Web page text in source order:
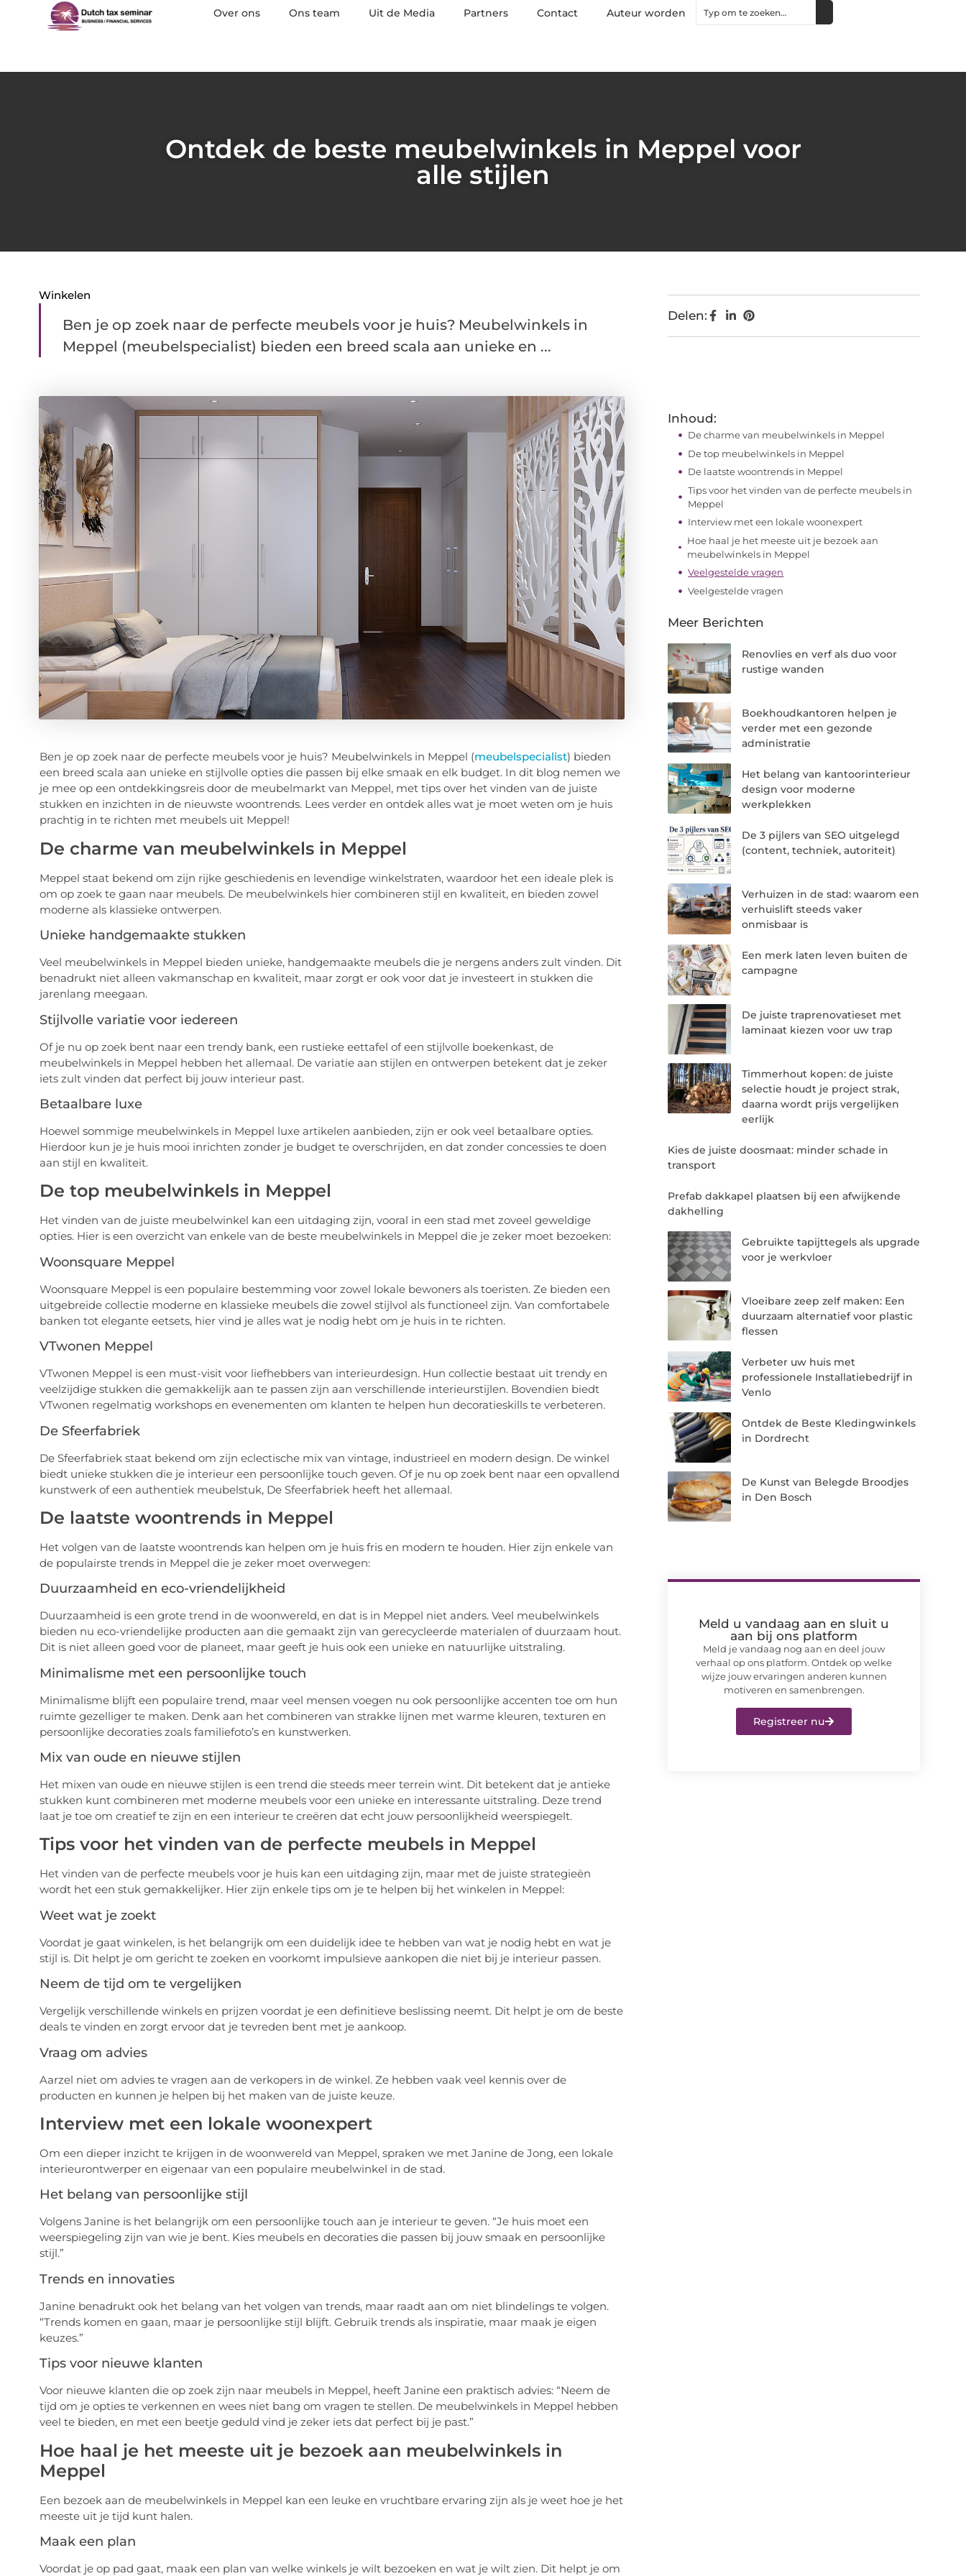
Over ons Ons team Uit de Media Partners Contact Auteur worden
Ontdek de beste meubelwinkels in Meppel voor
alle stijlen
Winkelen
Ben je op zoek naar de perfecte meubels voor je huis? Meubelwinkels in
Meppel (meubelspecialist) bieden een breed scala aan unieke en ...
Ben je op zoek naar de perfecte meubels voor je huis? Meubelwinkels in Meppel (meubelspecialist) bieden
een breed scala aan unieke en stijlvolle opties die passen bij elke smaak en elk budget. In dit blog nemen we
je mee op een ontdekkingsreis door de meubelmarkt van Meppel, met tips over het vinden van de juiste
stukken en inzichten in de nieuwste woontrends. Lees verder en ontdek alles wat je moet weten om je huis
prachtig in te richten met meubels uit Meppel!
De charme van meubelwinkels in Meppel
Meppel staat bekend om zijn rijke geschiedenis en levendige winkelstraten, waardoor het een ideale plek is
om op zoek te gaan naar meubels. De meubelwinkels hier combineren stijl en kwaliteit, en bieden zowel
moderne als klassieke ontwerpen.
Unieke handgemaakte stukken
Veel meubelwinkels in Meppel bieden unieke, handgemaakte meubels die je nergens anders zult vinden. Dit
benadrukt niet alleen vakmanschap en kwaliteit, maar zorgt er ook voor dat je investeert in stukken die
jarenlang meegaan.
Stijlvolle variatie voor iedereen
Of je nu op zoek bent naar een trendy bank, een rustieke eettafel of een stijlvolle boekenkast, de
meubelwinkels in Meppel hebben het allemaal. De variatie aan stijlen en ontwerpen betekent dat je zeker
iets zult vinden dat perfect bij jouw interieur past.
Betaalbare luxe
Hoewel sommige meubelwinkels in Meppel luxe artikelen aanbieden, zijn er ook veel betaalbare opties.
Hierdoor kun je je huis mooi inrichten zonder je budget te overschrijden, en dat zonder concessies te doen
aan stijl en kwaliteit.
De top meubelwinkels in Meppel
Het vinden van de juiste meubelwinkel kan een uitdaging zijn, vooral in een stad met zoveel geweldige
opties. Hier is een overzicht van enkele van de beste meubelwinkels in Meppel die je zeker moet bezoeken:
Woonsquare Meppel
Woonsquare Meppel is een populaire bestemming voor zowel lokale bewoners als toeristen. Ze bieden een
uitgebreide collectie moderne en klassieke meubels die zowel stijlvol als functioneel zijn. Van comfortabele
banken tot elegante eetsets, hier vind je alles wat je nodig hebt om je huis in te richten.
VTwonen Meppel
VTwonen Meppel is een must-visit voor liefhebbers van interieurdesign. Hun collectie bestaat uit trendy en
veelzijdige stukken die gemakkelijk aan te passen zijn aan verschillende interieurstijlen. Bovendien biedt
VTwonen regelmatig workshops en evenementen om klanten te helpen hun decoratieskills te verbeteren.
De Sfeerfabriek
De Sfeerfabriek staat bekend om zijn eclectische mix van vintage, industrieel en modern design. De winkel
biedt unieke stukken die je interieur een persoonlijke touch geven. Of je nu op zoek bent naar een opvallend
kunstwerk of een authentiek meubelstuk, De Sfeerfabriek heeft het allemaal.
De laatste woontrends in Meppel
Het volgen van de laatste woontrends kan helpen om je huis fris en modern te houden. Hier zijn enkele van
de populairste trends in Meppel die je zeker moet overwegen:
Duurzaamheid en eco-vriendelijkheid
Duurzaamheid is een grote trend in de woonwereld, en dat is in Meppel niet anders. Veel meubelwinkels
bieden nu eco-vriendelijke producten aan die gemaakt zijn van gerecycleerde materialen of duurzaam hout.
Dit is niet alleen goed voor de planeet, maar geeft je huis ook een unieke en natuurlijke uitstraling.
Minimalisme met een persoonlijke touch
Minimalisme blijft een populaire trend, maar veel mensen voegen nu ook persoonlijke accenten toe om hun
ruimte gezelliger te maken. Denk aan het combineren van strakke lijnen met warme kleuren, texturen en
persoonlijke decoraties zoals familiefoto’s en kunstwerken.
Mix van oude en nieuwe stijlen
Het mixen van oude en nieuwe stijlen is een trend die steeds meer terrein wint. Dit betekent dat je antieke
stukken kunt combineren met moderne meubels voor een unieke en interessante uitstraling. Deze trend
laat je toe om creatief te zijn en een interieur te creëren dat echt jouw persoonlijkheid weerspiegelt.
Tips voor het vinden van de perfecte meubels in Meppel
Het vinden van de perfecte meubels voor je huis kan een uitdaging zijn, maar met de juiste strategieën
wordt het een stuk gemakkelijker. Hier zijn enkele tips om je te helpen bij het winkelen in Meppel:
Weet wat je zoekt
Voordat je gaat winkelen, is het belangrijk om een duidelijk idee te hebben van wat je nodig hebt en wat je
stijl is. Dit helpt je om gericht te zoeken en voorkomt impulsieve aankopen die niet bij je interieur passen.
Neem de tijd om te vergelijken
Vergelijk verschillende winkels en prijzen voordat je een definitieve beslissing neemt. Dit helpt je om de beste
deals te vinden en zorgt ervoor dat je tevreden bent met je aankoop.
Vraag om advies
Aarzel niet om advies te vragen aan de verkopers in de winkel. Ze hebben vaak veel kennis over de
producten en kunnen je helpen bij het maken van de juiste keuze.
Interview met een lokale woonexpert
Om een dieper inzicht te krijgen in de woonwereld van Meppel, spraken we met Janine de Jong, een lokale
interieurontwerper en eigenaar van een populaire meubelwinkel in de stad.
Het belang van persoonlijke stijl
Volgens Janine is het belangrijk om een persoonlijke touch aan je interieur te geven. “Je huis moet een
weerspiegeling zijn van wie je bent. Kies meubels en decoraties die passen bij jouw smaak en persoonlijke
stijl.”
Trends en innovaties
Janine benadrukt ook het belang van het volgen van trends, maar raadt aan om niet blindelings te volgen.
“Trends komen en gaan, maar je persoonlijke stijl blijft. Gebruik trends als inspiratie, maar maak je eigen
keuzes.”
Tips voor nieuwe klanten
Voor nieuwe klanten die op zoek zijn naar meubels in Meppel, heeft Janine een praktisch advies: “Neem de
tijd om je opties te verkennen en wees niet bang om vragen te stellen. De meubelwinkels in Meppel hebben
veel te bieden, en met een beetje geduld vind je zeker iets dat perfect bij je past.”
Hoe haal je het meeste uit je bezoek aan meubelwinkels in
Meppel
Een bezoek aan de meubelwinkels in Meppel kan een leuke en vruchtbare ervaring zijn als je weet hoe je het
meeste uit je tijd kunt halen.
Maak een plan
Voordat je op pad gaat, maak een plan van welke winkels je wilt bezoeken en wat je wilt zien. Dit helpt je om
Delen:
Inhoud:
De charme van meubelwinkels in Meppel
De top meubelwinkels in Meppel
De laatste woontrends in Meppel
Tips voor het vinden van de perfecte meubels in
Meppel
Interview met een lokale woonexpert
Hoe haal je het meeste uit je bezoek aan
meubelwinkels in Meppel
Veelgestelde vragen
Veelgestelde vragen
Meer Berichten
Renovlies en verf als duo voor
rustige wanden
Boekhoudkantoren helpen je
verder met een gezonde
administratie
Het belang van kantoorinterieur
design voor moderne
werkplekken
De 3 pijlers van SEO uitgelegd
(content, techniek, autoriteit)
Verhuizen in de stad: waarom een
verhuislift steeds vaker
onmisbaar is
Een merk laten leven buiten de
campagne
De juiste traprenovatieset met
laminaat kiezen voor uw trap
Timmerhout kopen: de juiste
selectie houdt je project strak,
daarna wordt prijs vergelijken
eerlijk
Kies de juiste doosmaat: minder schade in
transport
Prefab dakkapel plaatsen bij een afwijkende
dakhelling
Gebruikte tapijttegels als upgrade
voor je werkvloer
Vloeibare zeep zelf maken: Een
duurzaam alternatief voor plastic
flessen
Verbeter uw huis met
professionele Installatiebedrijf in
Venlo
Ontdek de Beste Kledingwinkels
in Dordrecht
De Kunst van Belegde Broodjes
in Den Bosch
Meld u vandaag aan en sluit u
aan bij ons platform
Meld je vandaag nog aan en deel jouw
verhaal op ons platform. Ontdek op welke
wijze jouw ervaringen anderen kunnen
motiveren en samenbrengen.
Registreer nu